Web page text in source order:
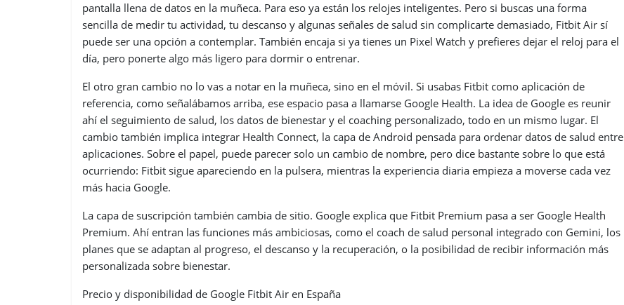
pantalla llena de datos en la muñeca. Para eso ya están los relojes inteligentes. Pero si buscas una forma
sencilla de medir tu actividad, tu descanso y algunas señales de salud sin complicarte demasiado, Fitbit Air sí
puede ser una opción a contemplar. También encaja si ya tienes un Pixel Watch y prefieres dejar el reloj para el
día, pero ponerte algo más ligero para dormir o entrenar.
El otro gran cambio no lo vas a notar en la muñeca, sino en el móvil. Si usabas Fitbit como aplicación de
referencia, como señalábamos arriba, ese espacio pasa a llamarse Google Health. La idea de Google es reunir
ahí el seguimiento de salud, los datos de bienestar y el coaching personalizado, todo en un mismo lugar. El
cambio también implica integrar Health Connect, la capa de Android pensada para ordenar datos de salud entre
aplicaciones. Sobre el papel, puede parecer solo un cambio de nombre, pero dice bastante sobre lo que está
ocurriendo: Fitbit sigue apareciendo en la pulsera, mientras la experiencia diaria empieza a moverse cada vez
más hacia Google.
La capa de suscripción también cambia de sitio. Google explica que Fitbit Premium pasa a ser Google Health
Premium. Ahí entran las funciones más ambiciosas, como el coach de salud personal integrado con Gemini, los
planes que se adaptan al progreso, el descanso y la recuperación, o la posibilidad de recibir información más
personalizada sobre bienestar.
Precio y disponibilidad de Google Fitbit Air en España